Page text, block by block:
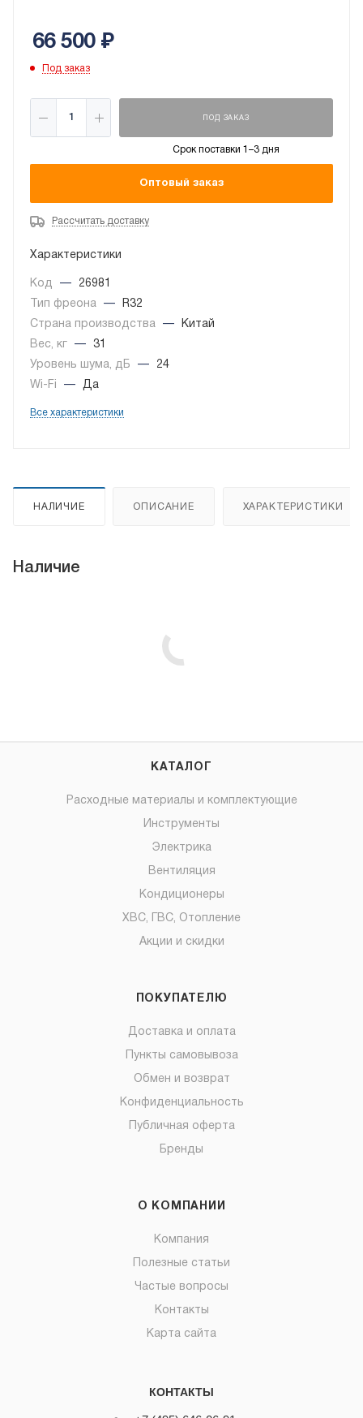
66 500₽
Под заказ
ПОД ЗАКАЗ
Срок поставки 1–3 дня
Оптовый заказ
Рассчитать доставку
Характеристики
Код —
26981
Тип фреона
—
R32
Страна производства
—
Китай
Вес, кг
—
31
Уровень шума, дБ
—
24
Wi-Fi
— Да
Все характеристики
НАЛИЧИЕ ОПИСАНИЕ ХАРАКТЕРИСТИКИ
Наличие
КАТАЛОГ
Расходные материалы и комплектующие
Инструменты
Электрика
Вентиляция
Кондиционеры
ХВС, ГВС, Отопление
Акции и скидки
ПОКУПАТЕЛЮ
Доставка и оплата
Пункты самовывоза
Обмен и возврат
Конфиденциальность
Публичная оферта
Бренды
О КОМПАНИИ
Компания
Полезные статьи
Частые вопросы
Контакты
Карта сайта
КОНТАКТЫ